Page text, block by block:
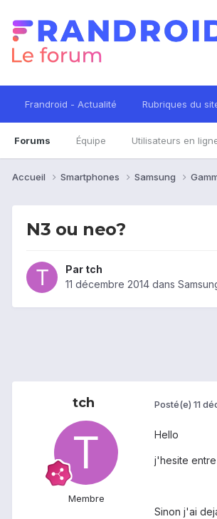
Frandroid - Actualité Rubriques du
Forums Équipe Utilisateurs en
Accueil Smartphones Samsung
N3 ou neo?
Par tch
11 décembre 2014 dans
tch
Membre
Posté(e) 11
Hello
j'hesite
Sinon j'ai